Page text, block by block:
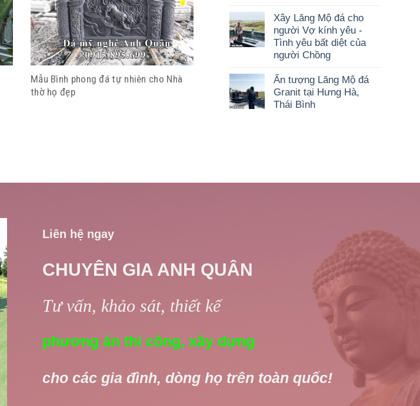
Mẫu Bình phong đá tự nhiên cho Nhà
thờ họ đẹp
Xây Lăng Mộ đá cho
người Vợ kính yêu -
Tình yêu bất diệt của
người Chồng
Ấn tượng Lăng Mộ đá
Granit tại Hưng Hà,
Thái Bình
Liên hệ ngay
CHUYÊN GIA ANH QUÂN
Tư vấn, khảo sát, thiết kế
phương án thi công, xây dựng
cho các gia đình, dòng họ trên toàn quốc!